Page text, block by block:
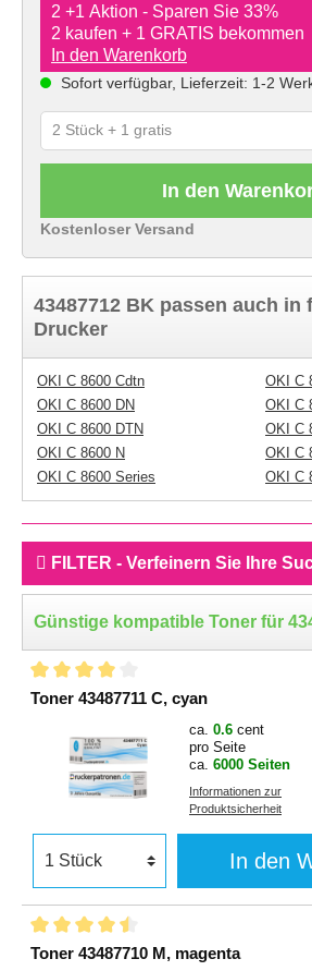
2 +1 Aktion - Sparen Sie 33%
2 kaufen + 1 GRATIS bekommen
In den Warenkorb
Sofort verfügbar, Lieferzeit: 1-2
In den
Kostenloser Versand
43487712 BK passen auch in
Drucker
OKI C 8600 Cdtn
OKI C 8600 DN
OKI C 8600 DTN
OKI C 8600 N
OKI C 8600 Series
OKI C
OKI C
OKI C
OKI C
OKI C
FILTER - Verfeinern Sie Ihre
Günstige kompatible Toner für
Toner 43487711 C, cyan
ca. 0.6 cent
pro Seite
ca. 6000 Seiten
Informationen zur
Produktsicherheit
In den
Toner 43487710 M, magenta